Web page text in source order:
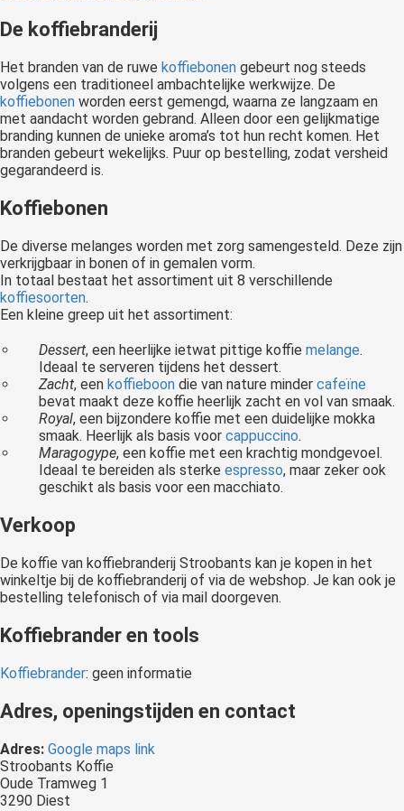
De koffiebranderij
Het branden van de ruwe koffiebonen gebeurt nog steeds
volgens een traditioneel ambachtelijke werkwijze. De
koffiebonen worden eerst gemengd, waarna ze langzaam en
met aandacht worden gebrand. Alleen door een gelijkmatige
branding kunnen de unieke aroma’s tot hun recht komen. Het
branden gebeurt wekelijks. Puur op bestelling, zodat versheid
gegarandeerd is.
Koffiebonen
De diverse melanges worden met zorg samengesteld. Deze zijn
verkrijgbaar in bonen of in gemalen vorm.
In totaal bestaat het assortiment uit 8 verschillende
koffiesoorten.
Een kleine greep uit het assortiment:
Dessert, een heerlijke ietwat pittige koffiemelange.
Ideaal te serveren tijdens het dessert.
Zacht, een koffieboon die van nature mindercafeïne
bevat maakt deze koffie heerlijk zacht en vol van smaak.
Royal, een bijzondere koffie met een duidelijke mokka
smaak. Heerlijk als basis voorcappuccino.
Maragogype, een koffie met een krachtig mondgevoel.
Ideaal te bereiden als sterkeespresso, maar zeker ook
geschikt als basis voor een macchiato.
Verkoop
De koffie van koffiebranderij Stroobants kan je kopen in het
winkeltje bij de koffiebranderij of via de webshop. Je kan ook je
bestelling telefonisch of via mail doorgeven.
Koffiebrander en tools
Koffiebrander: geen informatie
Adres, openingstijden en contact
Adres: Google maps link
Stroobants Koffie
Oude Tramweg 1
3290 Diest